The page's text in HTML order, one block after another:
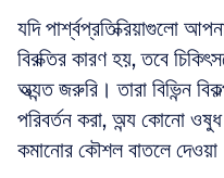
যদি পার্শ্বপ্রতিক্রিয়াগুলো
বিরক্তির কারণ হয়, তবে
অত্যন্ত জরুরি। তারা বিভিন্ন
পরিবর্তন করা, অন্য কোনো ওষুধ
কমানোর কৌশল বাতলে